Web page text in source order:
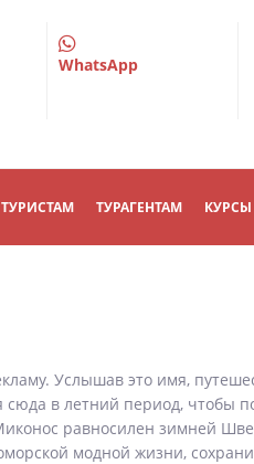
WhatsApp
ТУРИСТАМ ТУРАГЕНТАМ КУРСЫ
Услышав это имя,
в летний период, чтобы
равносилен зимней
модной жизни,